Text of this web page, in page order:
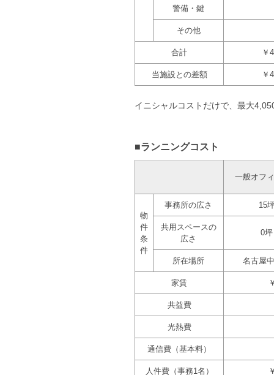
警備・鍵
その他
合計 ￥
当施設との差額 ￥
イニシャルコストだけで、最大
■ランニングコスト
一般オフ
物
件
条
件
事務所の広さ 15
共用スペースの
広さ
0坪
所在場所 名古屋
家賃
共益費
光熱費
通信費（基本料）
人件費（事務1名）